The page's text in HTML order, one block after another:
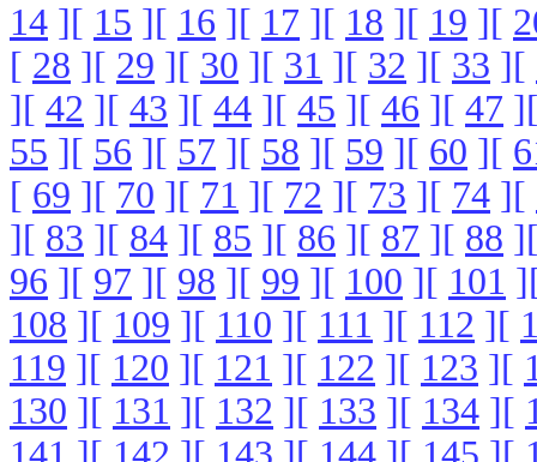
14 ][ 15 ][ 16 ][ 17 ][ 18 ][ 19 ][
[ 28 ][ 29 ][ 30 ][ 31 ][ 32 ][ 33 ][
][ 42 ][ 43 ][ 44 ][ 45 ][ 46 ][ 47
55 ][ 56 ][ 57 ][ 58 ][ 59 ][ 60 ][
[ 69 ][ 70 ][ 71 ][ 72 ][ 73 ][ 74 ][
][ 83 ][ 84 ][ 85 ][ 86 ][ 87 ][ 88
96 ][ 97 ][ 98 ][ 99 ][ 100 ][ 101
108 ][ 109 ][ 110 ][ 111 ][ 112 ][
119 ][ 120 ][ 121 ][ 122 ][ 123 ][
130 ][ 131 ][ 132 ][ 133 ][ 134 ][